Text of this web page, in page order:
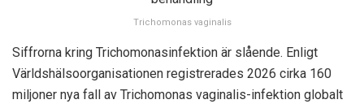
Trichomonas vaginalis
Siffrorna kring Trichomonasinfektion är slående. Enligt
Världshälsoorganisationen registrerades 2026 cirka 160
miljoner nya fall av Trichomonas vaginalis-infektion globalt